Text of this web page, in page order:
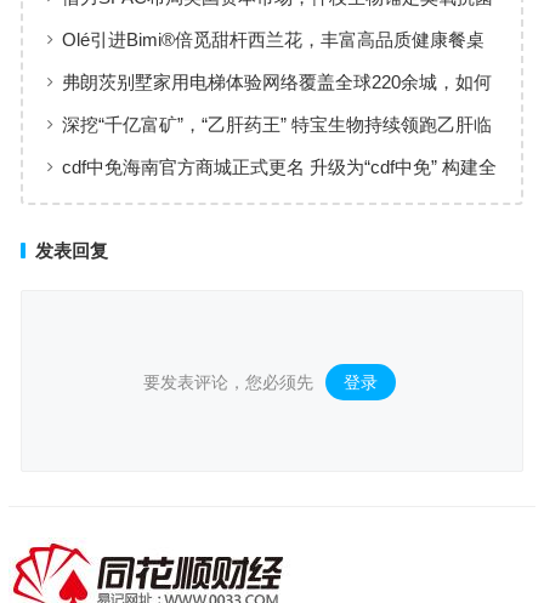
黄金赛道
Olé引进Bimi®倍觅甜杆西兰花，丰富高品质健康餐桌
新选择
弗朗茨别墅家用电梯体验网络覆盖全球220余城，如何
实现高效服务响应
深挖“千亿富矿”，“乙肝药王” 特宝生物持续领跑乙肝临
床治愈
cdf中免海南官方商城正式更名 升级为“cdf中免” 构建全
发表回复
要发表评论，您必须先 登录 。